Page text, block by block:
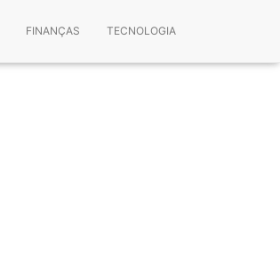
FINANÇAS TECNOLOGIA